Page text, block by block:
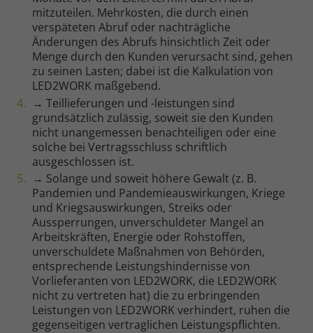
mitzuteilen. Mehrkosten, die durch einen
verspäteten Abruf oder nachträgliche
Änderungen des Abrufs hinsichtlich Zeit oder
Menge durch den Kunden verursacht sind, gehen
zu seinen Lasten; dabei ist die Kalkulation von
LED2WORK maßgebend.
→ Teillieferungen und -leistungen sind
grundsätzlich zulässig, soweit sie den Kunden
nicht unangemessen benachteiligen oder eine
solche bei Vertragsschluss schriftlich
ausgeschlossen ist.
→ Solange und soweit höhere Gewalt (z. B.
Pandemien und Pandemieauswirkungen, Kriege
und Kriegsauswirkungen, Streiks oder
Aussperrungen, unverschuldeter Mangel an
Arbeitskräften, Energie oder Rohstoffen,
unverschuldete Maßnahmen von Behörden,
entsprechende Leistungshindernisse von
Vorlieferanten von LED2WORK, die LED2WORK
nicht zu vertreten hat) die zu erbringenden
Leistungen von LED2WORK verhindert, ruhen die
gegenseitigen vertraglichen Leistungspflichten.